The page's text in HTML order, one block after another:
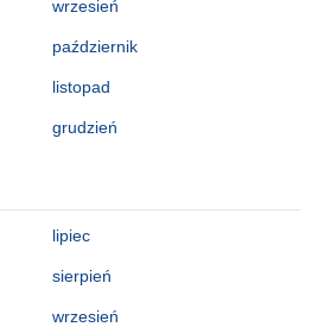
wrzesień
październik
listopad
grudzień
lipiec
sierpień
wrzesień